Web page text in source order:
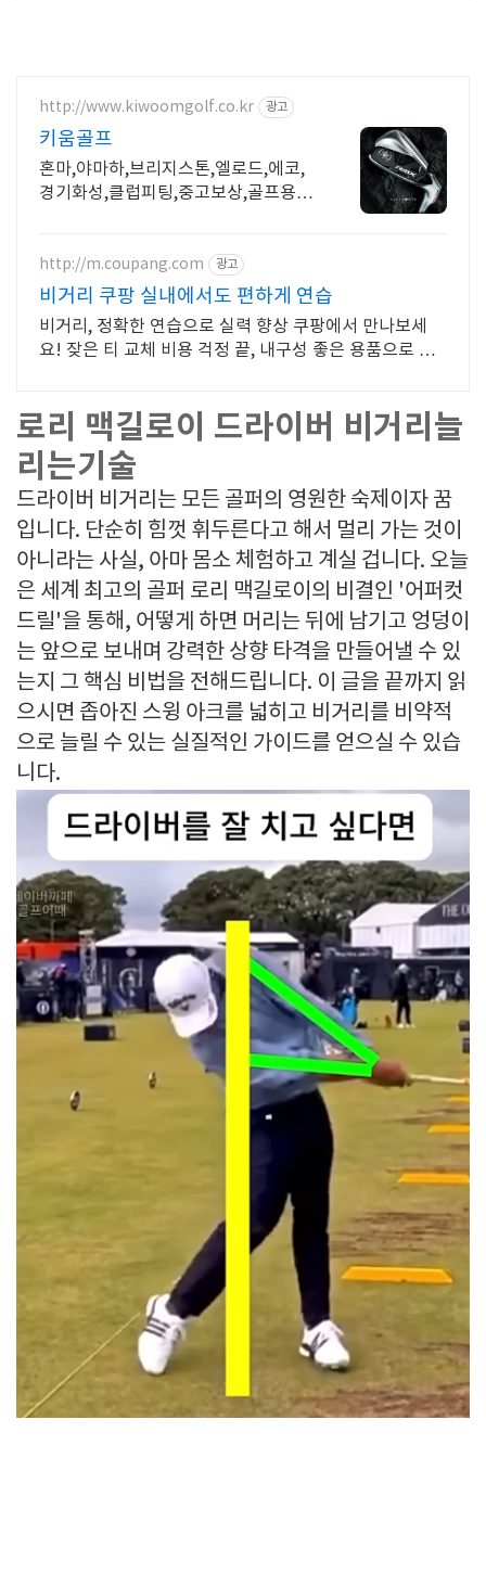
http://www.kiwoomgolf.co.kr 광고
키움골프
혼마,야마하,브리지스톤,엘로드,에코,
경기화성,클럽피팅,중고보상,골프용품
http://m.coupang.com 광고
비거리 쿠팡 실내에서도 편하게 연습
비거리, 정확한 연습으로 실력 향상 쿠팡에서 만나보세
요! 잦은 티 교체 비용 걱정 끝, 내구성 좋은 용품으로 경
로리 맥길로이 드라이버 비거리늘
리는기술
드라이버 비거리는 모든 골퍼의 영원한 숙제이자 꿈
입니다. 단순히 힘껏 휘두른다고 해서 멀리 가는 것이
아니라는 사실, 아마 몸소 체험하고 계실 겁니다. 오늘
은 세계 최고의 골퍼 로리 맥길로이의 비결인 '어퍼컷
드릴'을 통해, 어떻게 하면 머리는 뒤에 남기고 엉덩이
는 앞으로 보내며 강력한 상향 타격을 만들어낼 수 있
는지 그 핵심 비법을 전해드립니다. 이 글을 끝까지 읽
으시면 좁아진 스윙 아크를 넓히고 비거리를 비약적
으로 늘릴 수 있는 실질적인 가이드를 얻으실 수 있습
니다.